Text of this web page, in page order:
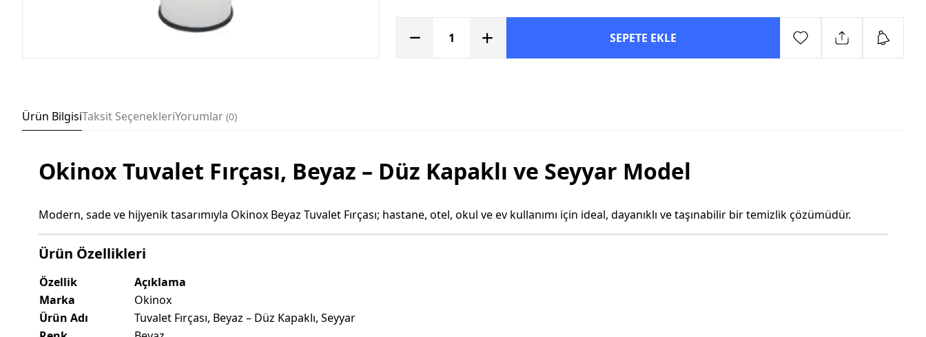
SEPETE EKLE
Ürün BilgisiTaksit SeçenekleriYorumlar 0
Okinox Tuvalet Fırçası, Beyaz – Düz Kapaklı ve Seyyar Model
Modern, sade ve hijyenik tasarımıyla Okinox Beyaz Tuvalet Fırçası; hastane, otel, okul ve ev kullanımı için ideal, dayanıklı ve taşınabilir bir temizlik çözümüdür.
Ürün Özellikleri
Özellik
Açıklama
Marka
Okinox
Ürün Adı
Tuvalet Fırçası, Beyaz – Düz Kapaklı, Seyyar